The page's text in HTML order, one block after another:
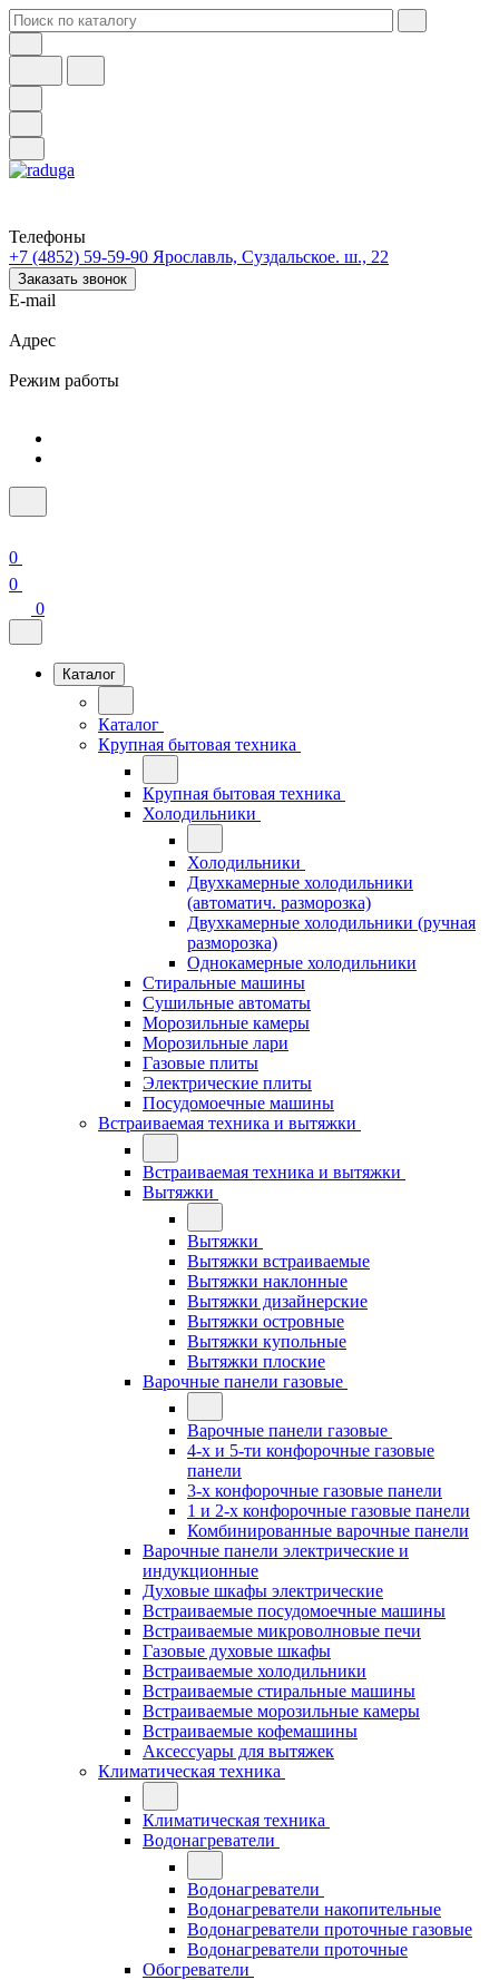
Телефоны
+7 (4852) 59-59-90 Ярославль, Суздальское. ш., 22
Заказать звонок
E-mail
Адрес
Режим работы
0
0
0
Каталог
Каталог
Крупная бытовая техника
Крупная бытовая техника
Холодильники
Холодильники
Двухкамерные холодильники
(автоматич. разморозка)
Двухкамерные холодильники (ручная
разморозка)
Однокамерные холодильники
Стиральные машины
Сушильные автоматы
Морозильные камеры
Морозильные лари
Газовые плиты
Электрические плиты
Посудомоечные машины
Встраиваемая техника и вытяжки
Встраиваемая техника и вытяжки
Вытяжки
Вытяжки
Вытяжки встраиваемые
Вытяжки наклонные
Вытяжки дизайнерские
Вытяжки островные
Вытяжки купольные
Вытяжки плоские
Варочные панели газовые
Варочные панели газовые
4-х и 5-ти конфорочные газовые
панели
3-х конфорочные газовые панели
1 и 2-х конфорочные газовые панели
Комбинированные варочные панели
Варочные панели электрические и
индукционные
Духовые шкафы электрические
Встраиваемые посудомоечные машины
Встраиваемые микроволновые печи
Газовые духовые шкафы
Встраиваемые холодильники
Встраиваемые стиральные машины
Встраиваемые морозильные камеры
Встраиваемые кофемашины
Аксессуары для вытяжек
Климатическая техника
Климатическая техника
Водонагреватели
Водонагреватели
Водонагреватели накопительные
Водонагреватели проточные газовые
Водонагреватели проточные
Обогреватели